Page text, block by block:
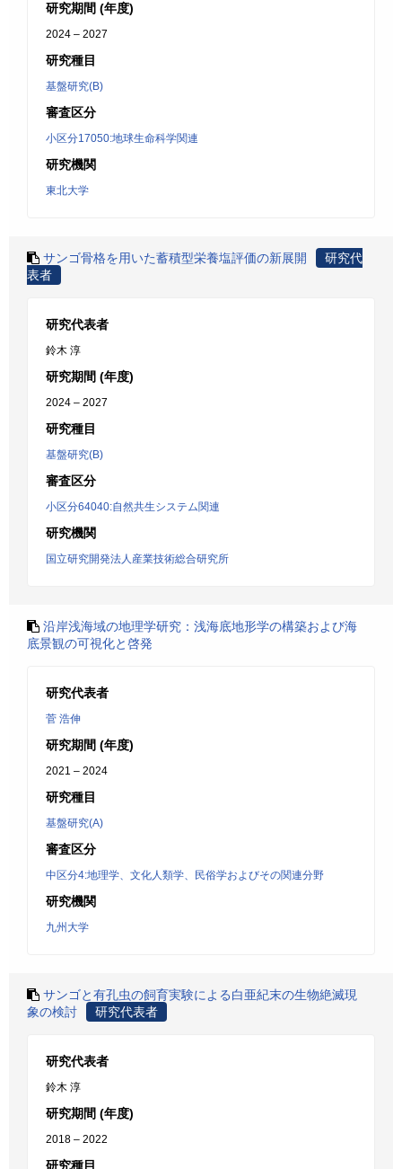
研究期間 (年度)
2024 – 2027
研究種目
基盤研究(B)
審査区分
小区分17050:地球生命科学関連
研究機関
東北大学
サンゴ骨格を用いた蓄積型栄養塩評価の新展開
研究代
表者
研究代表者
鈴木 淳
研究期間 (年度)
2024 – 2027
研究種目
基盤研究(B)
審査区分
小区分64040:自然共生システム関連
研究機関
国立研究開発法人産業技術総合研究所
沿岸浅海域の地理学研究：浅海底地形学の構築および海
底景観の可視化と啓発
研究代表者
菅 浩伸
研究期間 (年度)
2021 – 2024
研究種目
基盤研究(A)
審査区分
中区分4:地理学、文化人類学、民俗学およびその関連分野
研究機関
九州大学
サンゴと有孔虫の飼育実験による白亜紀末の生物絶滅現
象の検討
研究代表者
研究代表者
鈴木 淳
研究期間 (年度)
2018 – 2022
研究種目